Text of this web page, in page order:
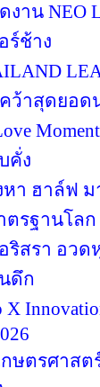
าน NEO
ร์ช้าง
ว้าสุดยอด
คั่ง
หา ฮาล์ฟ
ตรฐานโลก
สรา อวด
ดึก
X
ษตรศาส